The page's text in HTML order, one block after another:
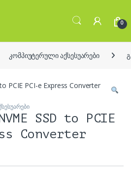
0
კომპიუტერული აქსესუარები
SSD to PCIE
Converter